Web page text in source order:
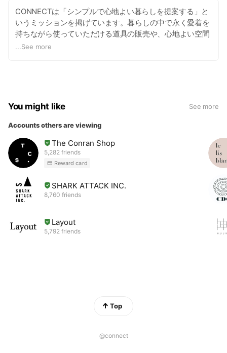
CONNECTは「シンプルで心地よい暮らしを提案する」と
いうミッションを掲げています。暮らしの中で永く愛着を
持ちながら使っていただける道具の販売や、心地よい空間
を提案・体現していくため、衣食住の『住』に含まれる
...See more
You might like See more
Accounts others are viewing
The Conran Shop
5,282 friends
Reward card
SHARK ATTACK INC.
8,760 friends
Layout
5,792 friends
Top
@connect